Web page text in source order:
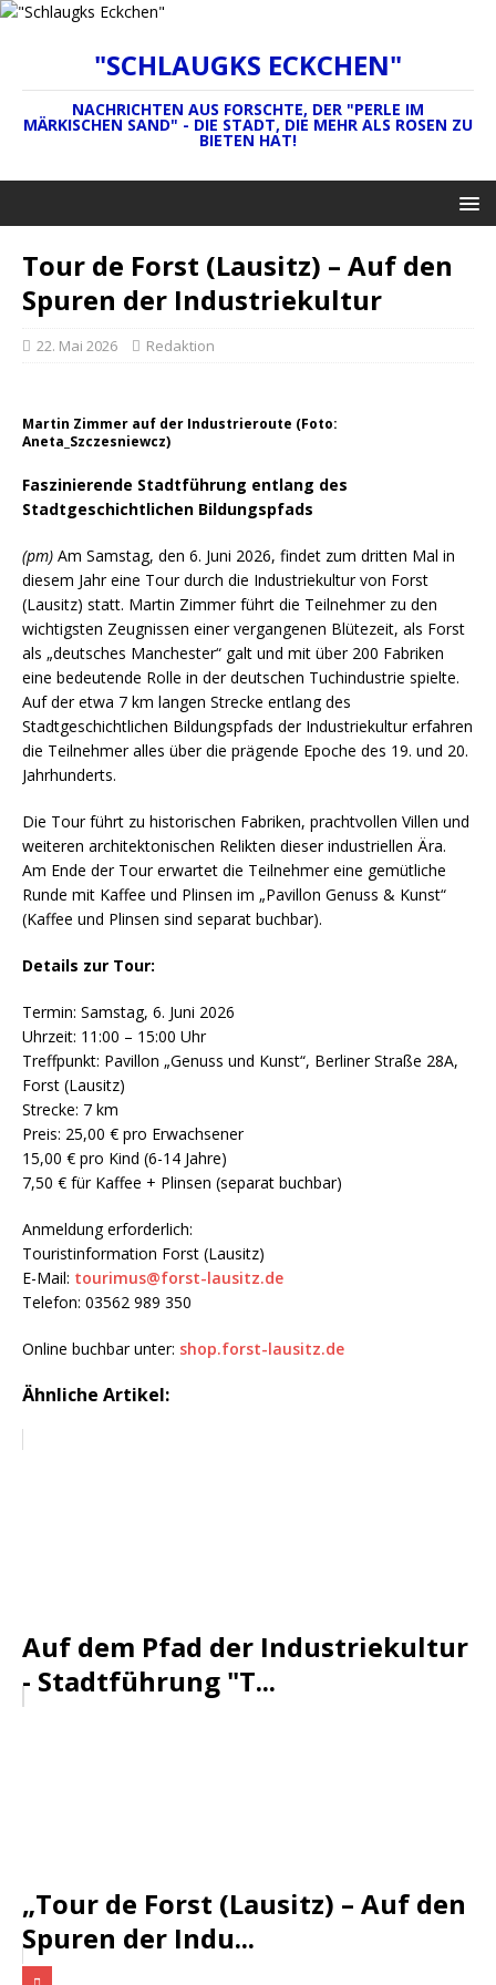
"SCHLAUGKS ECKCHEN"
NACHRICHTEN AUS FORSCHTE, DER "PERLE IM
MÄRKISCHEN SAND" - DIE STADT, DIE MEHR ALS ROSEN ZU
BIETEN HAT!
Tour de Forst (Lausitz) – Auf den
Spuren der Industriekultur
22. Mai 2026 Redaktion
Martin Zimmer auf der Industrieroute (Foto:
Aneta_Szczesniewcz)
Faszinierende Stadtführung entlang des
Stadtgeschichtlichen Bildungspfads
(pm) Am Samstag, den 6. Juni 2026, findet zum dritten Mal in
diesem Jahr eine Tour durch die Industriekultur von Forst
(Lausitz) statt. Martin Zimmer führt die Teilnehmer zu den
wichtigsten Zeugnissen einer vergangenen Blütezeit, als Forst
als „deutsches Manchester“ galt und mit über 200 Fabriken
eine bedeutende Rolle in der deutschen Tuchindustrie spielte.
Auf der etwa 7 km langen Strecke entlang des
Stadtgeschichtlichen Bildungspfads der Industriekultur erfahren
die Teilnehmer alles über die prägende Epoche des 19. und 20.
Jahrhunderts.
Die Tour führt zu historischen Fabriken, prachtvollen Villen und
weiteren architektonischen Relikten dieser industriellen Ära.
Am Ende der Tour erwartet die Teilnehmer eine gemütliche
Runde mit Kaffee und Plinsen im „Pavillon Genuss & Kunst“
(Kaffee und Plinsen sind separat buchbar).
Details zur Tour:
Termin: Samstag, 6. Juni 2026
Uhrzeit: 11:00 – 15:00 Uhr
Treffpunkt: Pavillon „Genuss und Kunst“, Berliner Straße 28A,
Forst (Lausitz)
Strecke: 7 km
Preis: 25,00 € pro Erwachsener
15,00 € pro Kind (6-14 Jahre)
7,50 € für Kaffee + Plinsen (separat buchbar)
Anmeldung erforderlich:
Touristinformation Forst (Lausitz)
E-Mail: tourimus@forst-lausitz.de
Telefon: 03562 989 350
Online buchbar unter: shop.forst-lausitz.de
Ähnliche Artikel:
Auf dem Pfad der Industriekultur
- Stadtführung "T...
„Tour de Forst (Lausitz) – Auf den
Spuren der Indu...